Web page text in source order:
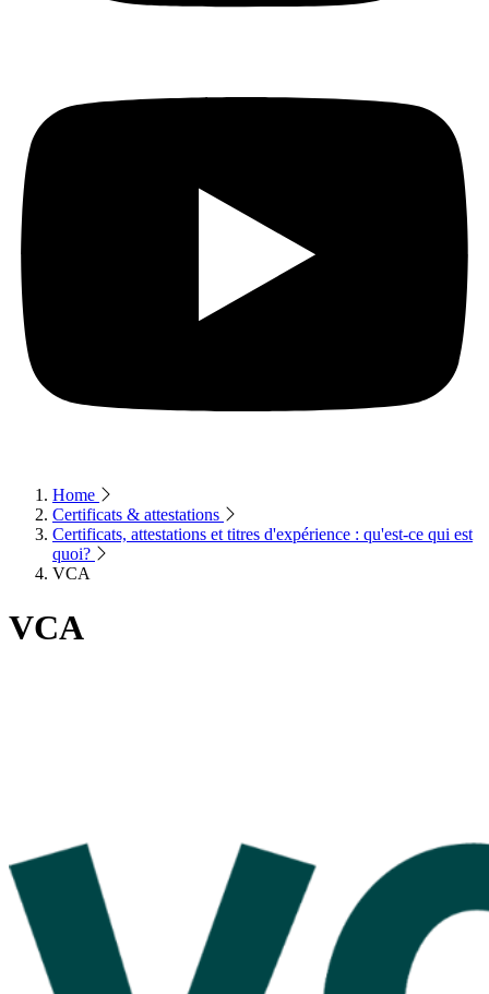
Home
Certificats & attestations
Certificats, attestations et titres d'expérience : qu'est-ce qui est
quoi?
VCA
VCA